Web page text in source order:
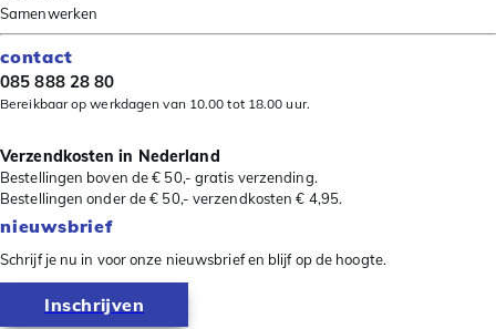
Samenwerken
contact
085 888 28 80
Bereikbaar op werkdagen van 10.00 tot 18.00 uur.
Verzendkosten in Nederland
Bestellingen boven de € 50,- gratis verzending.
Bestellingen onder de € 50,- verzendkosten € 4,95.
nieuwsbrief
Schrijf je nu in voor onze nieuwsbrief en blijf op de hoogte.
Inschrijven